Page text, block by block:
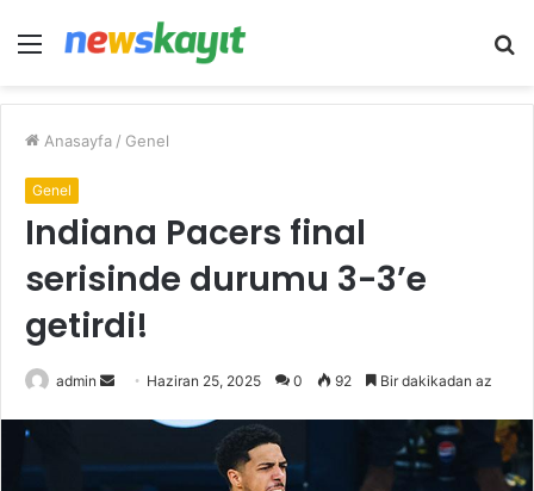
Menü
Anasayfa / Genel
Genel
Indiana Pacers final
serisinde durumu 3-3’e
getirdi!
admin
Bir
göndermek
Haziran 25, 2025 0 92 Bir dakikadan az